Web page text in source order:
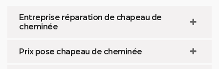
Entreprise réparation de chapeau de
cheminée
Prix pose chapeau de cheminée